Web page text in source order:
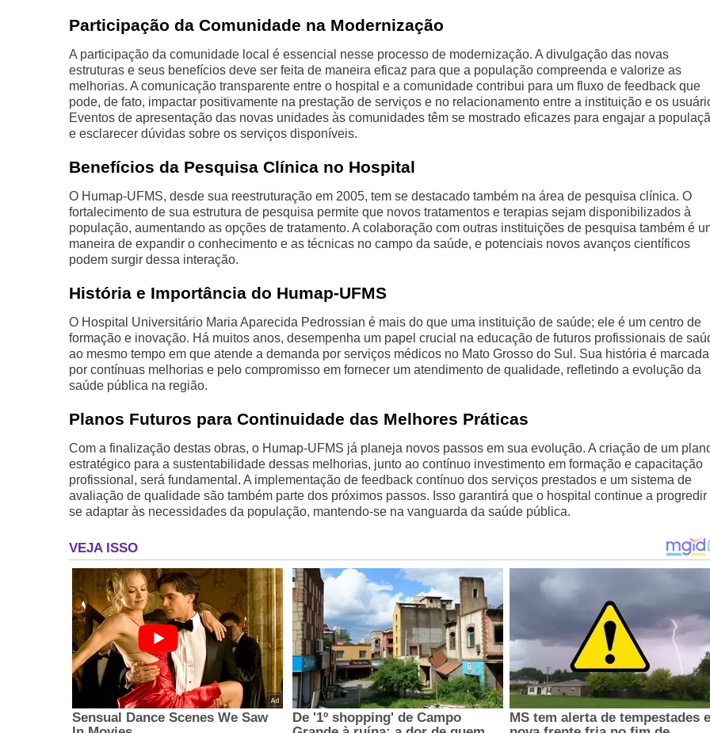
Participação da Comunidade na Modernização
A participação da comunidade local é essencial nesse processo de modernização. A divulgação das novas
estruturas e seus benefícios deve ser feita de maneira eficaz para que a população compreenda e valorize as
melhorias. A comunicação transparente entre o hospital e a comunidade contribui para um fluxo de feedback que
pode, de fato, impactar positivamente na prestação de serviços e no relacionamento entre a instituição e os
Eventos de apresentação das novas unidades às comunidades têm se mostrado eficazes para engajar a
e esclarecer dúvidas sobre os serviços disponíveis.
Benefícios da Pesquisa Clínica no Hospital
O Humap-UFMS, desde sua reestruturação em 2005, tem se destacado também na área de pesquisa clínica. O
fortalecimento de sua estrutura de pesquisa permite que novos tratamentos e terapias sejam disponibilizados à
população, aumentando as opções de tratamento. A colaboração com outras instituições de pesquisa também é
maneira de expandir o conhecimento e as técnicas no campo da saúde, e potenciais novos avanços científicos
podem surgir dessa interação.
História e Importância do Humap-UFMS
O Hospital Universitário Maria Aparecida Pedrossian é mais do que uma instituição de saúde; ele é um centro de
formação e inovação. Há muitos anos, desempenha um papel crucial na educação de futuros profissionais de
ao mesmo tempo em que atende a demanda por serviços médicos no Mato Grosso do Sul. Sua história é marcada
por contínuas melhorias e pelo compromisso em fornecer um atendimento de qualidade, refletindo a evolução da
saúde pública na região.
Planos Futuros para Continuidade das Melhores Práticas
Com a finalização destas obras, o Humap-UFMS já planeja novos passos em sua evolução. A criação de um
estratégico para a sustentabilidade dessas melhorias, junto ao contínuo investimento em formação e capacitação
profissional, será fundamental. A implementação de feedback contínuo dos serviços prestados e um sistema de
avaliação de qualidade são também parte dos próximos passos. Isso garantirá que o hospital continue a progredir
se adaptar às necessidades da população, mantendo-se na vanguarda da saúde pública.